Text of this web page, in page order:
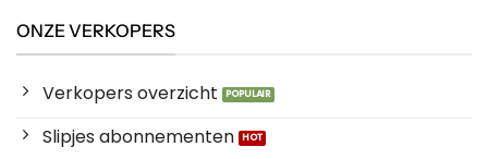
ONZE VERKOPERS
Verkopers overzicht
Slipjes abonnementen